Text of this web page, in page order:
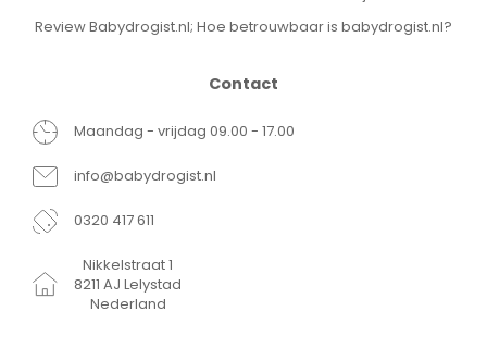
Review Babydrogist.nl; Hoe betrouwbaar is babydrogist.nl?
Contact
Maandag - vrijdag 09.00 - 17.00
info@babydrogist.nl
0320 417 611
Nikkelstraat 1
8211 AJ Lelystad
Nederland